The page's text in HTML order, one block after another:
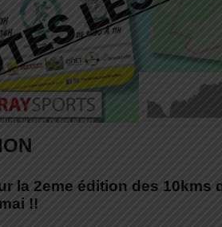
la 2eme édition des 10kms
!!